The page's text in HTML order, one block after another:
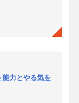
能力とやる気を